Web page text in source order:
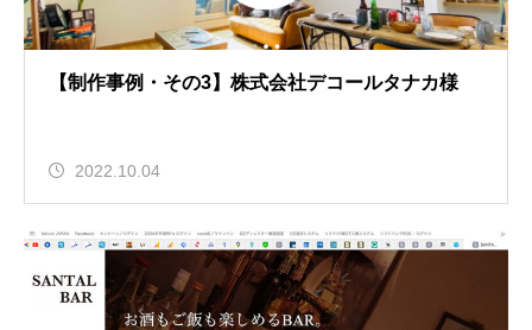
【制作事例・その3】株式会社デコールタナカ様
2022.10.04